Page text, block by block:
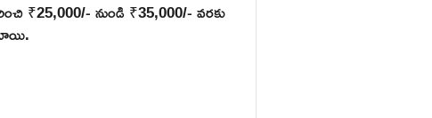
₹25,000/- నుండి ₹35,000/- వరకు